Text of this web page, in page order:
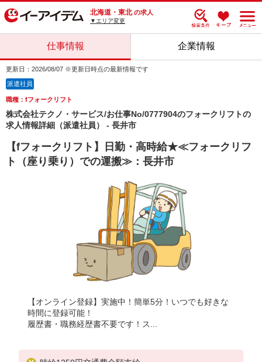
北海道・東北 の求人
▼エリア変更
仕事情報 企業情報
更新日：2026/08/07 ※更新日時点の最新情報です
派遣社員
職種：fフォークリフト
株式会社テクノ・サービス/お仕事No/0777904のフォークリフトの
求人情報詳細（派遣社員） - 長井市
【fフォークリフト】日勤・高時給★≪フォークリフ
ト（座り乗り）での運搬≫：長井市
【オンライン登録】実施中！簡単5分！いつでも好きな
時間に登録可能！
履歴書・職務経歴書不要です！ス...